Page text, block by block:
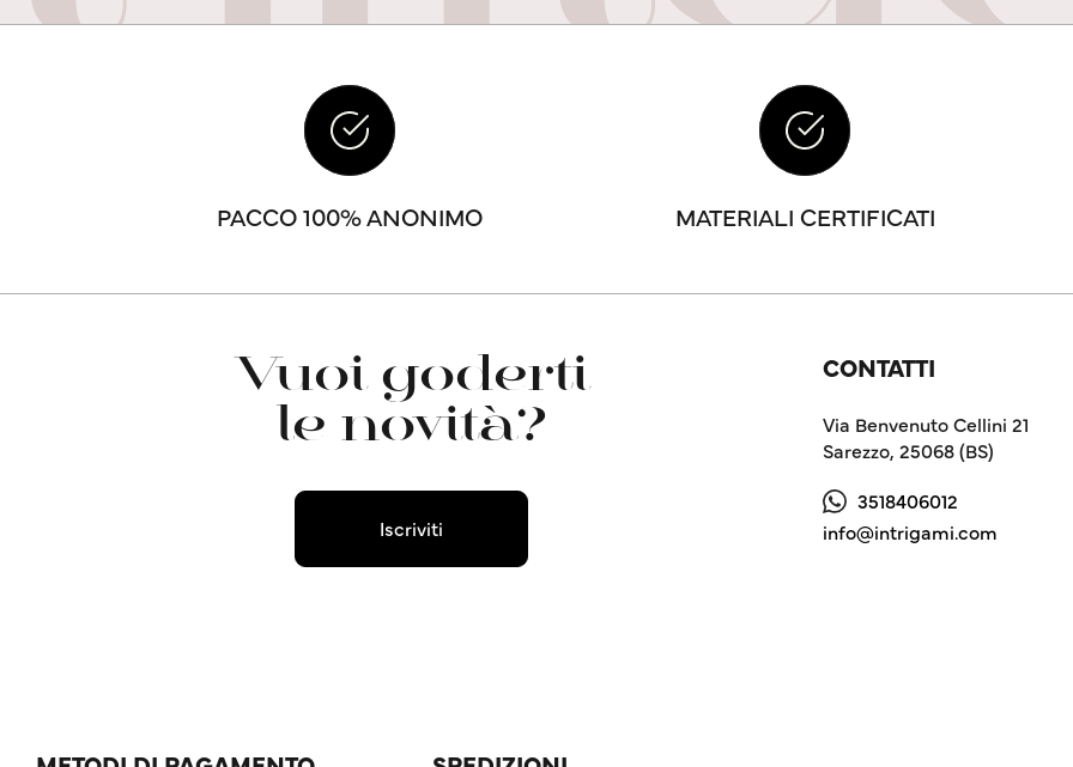
PACCO 100% ANONIMO MATERIALI CERTIFICATI
Vuoi goderti
le novità?
Iscriviti
CONTATTI
Via Benvenuto Cellini 21
Sarezzo, 25068 (BS)
3518406012
info@intrigami.com